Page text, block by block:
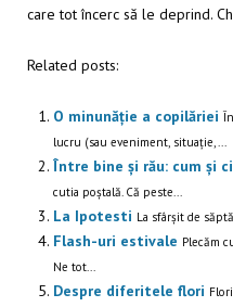
care tot încerc să le deprind.
Related posts:
O minunăție a copilăriei
lucru (sau eveniment, situație,...
Între bine și rău: cum și
cutia poștală. Că peste...
La Ipotesti La sfârșit de
Flash-uri estivale Plecăm
Ne tot...
Despre diferitele flori